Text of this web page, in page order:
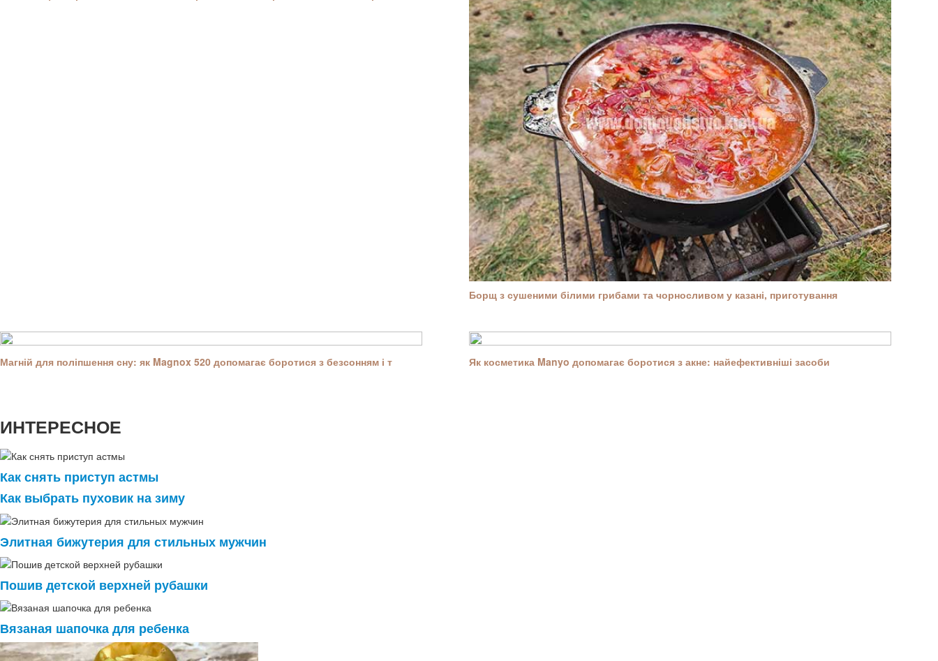
Борщ з сушеними білими грибами та чорносливом у казані, приготування
Магній для поліпшення сну: як Magnox 520 допомагає боротися з безсонням і т Як косметика Manyo допомагає боротися з акне: найефективніші засоби
ИНТЕРЕСНОЕ
Как снять приступ астмы
Как выбрать пуховик на зиму
Элитная бижутерия для стильных мужчин
Пошив детской верхней рубашки
Вязаная шапочка для ребенка